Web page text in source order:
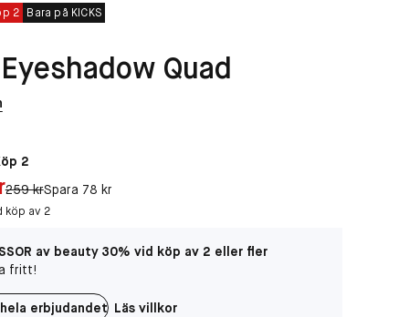
2 Bara på KICKS
Quad
2
Original pris:
259 krSpara 78 kr
köp av 2
av beauty 30% vid köp av 2 eller fler
fritt!
erbjudandet Läs villkor